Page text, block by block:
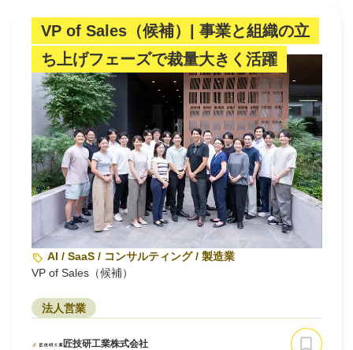
VP of Sales（候補）| 事業と組織の立
ち上げフェーズで裁量大きく活躍
AI / SaaS / コンサルティング / 製造業
VP of Sales（候補）
法人営業
匠技研工業株式会社